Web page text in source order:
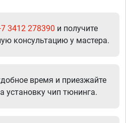
3412 278390 и получите
консультацию у мастера.
время и приезжайте
установку чип тюнинга.